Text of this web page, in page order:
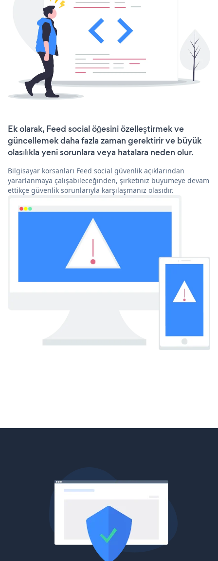
Ek olarak, Feed social öğesini özelleştirmek ve
güncellemek daha fazla zaman gerektirir ve büyük
olasılıkla yeni sorunlara veya hatalara neden olur.
Bilgisayar korsanları Feed social güvenlik açıklarından
yararlanmaya çalışabileceğinden, şirketiniz büyümeye devam
ettikçe güvenlik sorunlarıyla karşılaşmanız olasıdır.